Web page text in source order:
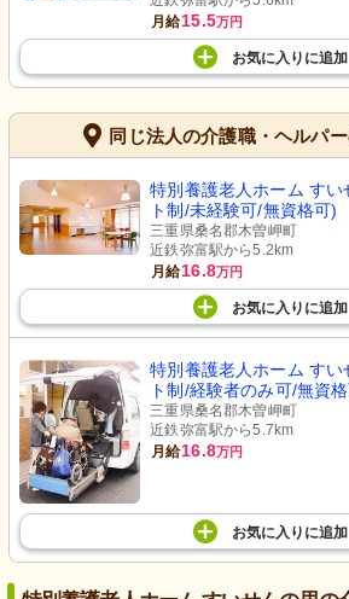
月給15.5万円
お気に入り に追加
同じ法人の介護職・ヘルパ
特別養護老人ホーム す
ト制/未経験可/無資格可)
三重県桑名郡木曽岬町
近鉄弥富駅から5.2km
月給16.8万円
お気に入り に追加
特別養護老人ホーム す
ト制/経験者のみ可/無資
三重県桑名郡木曽岬町
近鉄弥富駅から5.7km
月給16.8万円
お気に入り に追加